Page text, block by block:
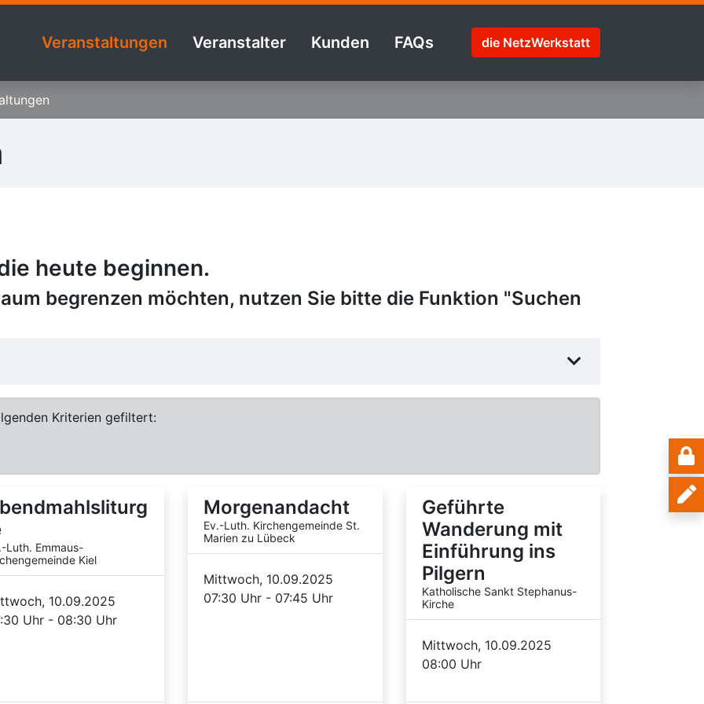
Veranstaltungen Veranstalter Kunden FAQs die NetzWerkstatt
heute beginnen.
begrenzen möchten, nutzen Sie bitte die Funktion "Suchen
Kriterien gefiltert:
Luth. Emmaus-
Kiel
10.09.2025
Uhr - 08:30 Uhr
Morgenandacht
Ev.-Luth. Kirchengemeinde St.
Marien zu Lübeck
Mittwoch, 10.09.2025
07:30 Uhr - 07:45 Uhr
Geführte
Wanderung mit
Einführung ins
Pilgern
Katholische Sankt Stephanus-
Kirche
Mittwoch, 10.09.2025
08:00 Uhr